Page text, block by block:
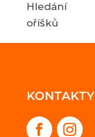
Hledání
oříšků
KONTAKTY